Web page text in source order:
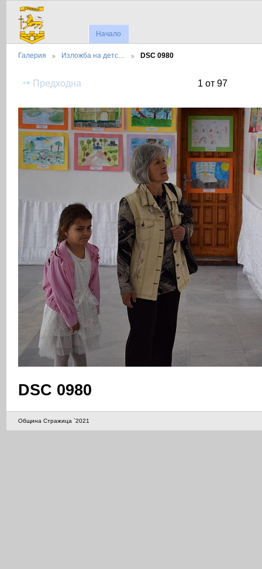
Начало
Галерия Изложба на детс… DSC 0980
Предходна 1 от 97
DSC 0980
Община Стражица `2021